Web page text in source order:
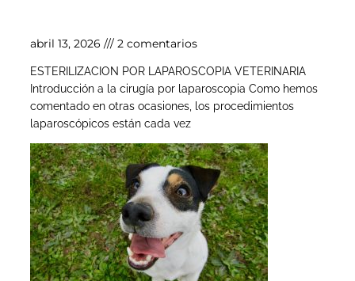
abril 13, 2026 2 comentarios
ESTERILIZACION POR LAPAROSCOPIA VETERINARIA
Introducción a la cirugía por laparoscopia Como hemos
comentado en otras ocasiones, los procedimientos
laparoscópicos están cada vez